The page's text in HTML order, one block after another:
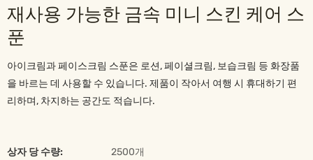
재사용 가능한 금속 미니 스킨 케어 스
푼
아이크림과 페이스크림 스푼은 로션, 페이셜크림, 보습크림 등 화장품
을 바르는 데 사용할 수 있습니다. 제품이 작아서 여행 시 휴대하기 편
리하며, 차지하는 공간도 적습니다.
상자 당 수량: 2500개